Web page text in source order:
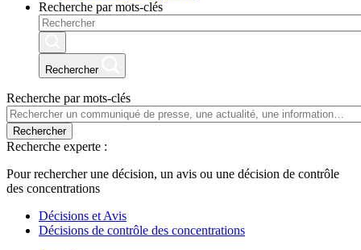
Recherche par mots-clés
Rechercher
Recherche par mots-clés
Rechercher
Recherche experte :
Pour rechercher une décision, un avis ou une décision de contrôle
des concentrations
Décisions et Avis
Décisions de contrôle des concentrations